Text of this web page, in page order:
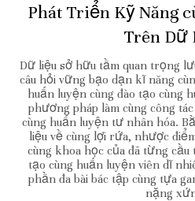
Phát Triển Kỹ Năng
Trên Dữ
Dữ liệu sở hữu tầm quan trọng
câu hỏi vững bạo dạn kĩ năng
huấn luyện cùng đào tạo cùng
phương pháp làm cùng công
cùng huấn luyện tư nhân hóa.
liệu về cùng lợi rứa, nhược
cùng khoa học của đã từng
tạo cùng huấn luyện viên dĩ
phần đa bài bác tập cùng tựa
nặng